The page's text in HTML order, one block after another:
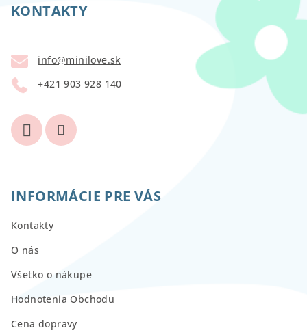
KONTAKTY
info@minilove.sk
+421 903 928 140
INFORMÁCIE PRE VÁS
Kontakty
O nás
Všetko o nákupe
Hodnotenia Obchodu
Cena dopravy